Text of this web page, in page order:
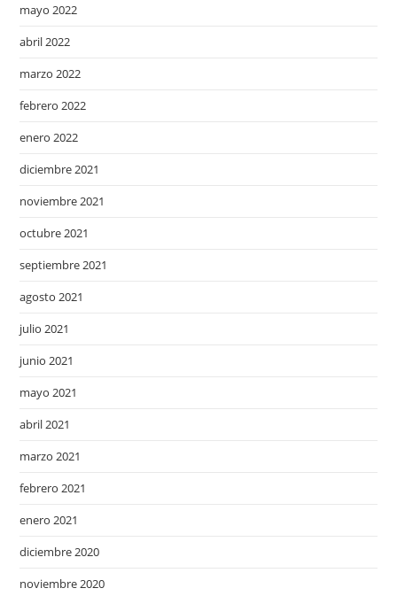
mayo 2022
abril 2022
marzo 2022
febrero 2022
enero 2022
diciembre 2021
noviembre 2021
octubre 2021
septiembre 2021
agosto 2021
julio 2021
junio 2021
mayo 2021
abril 2021
marzo 2021
febrero 2021
enero 2021
diciembre 2020
noviembre 2020